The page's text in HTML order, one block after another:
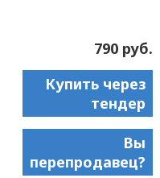
790 руб.
Купить через
тендер
Вы
перепродавец?